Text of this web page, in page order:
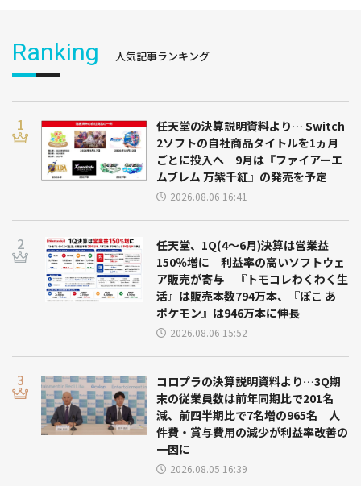
Ranking 人気記事ランキング
任天堂の決算説明資料より… Switch
2ソフトの自社商品タイトルを1ヵ月
ごとに投入へ 9月は『ファイアーエ
ムブレム 万紫千紅』の発売を予定
2026.08.06 16:41
任天堂、1Q(4～6月)決算は営業益
150％増に 利益率の高いソフトウェ
ア販売が寄与 『トモコレわくわく生
活』は販売本数794万本、『ぽこ あ
ポケモン』は946万本に伸長
2026.08.06 15:52
コロプラの決算説明資料より…3Q期
末の従業員数は前年同期比で201名
減、前四半期比で7名増の965名 人
件費・賞与費用の減少が利益率改善の
一因に
2026.08.05 16:39